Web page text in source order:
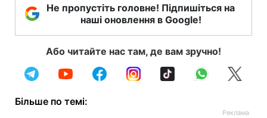
Не пропустіть головне! Підпишіться на
наші оновлення в Google!
Або читайте нас там, де вам зручно!
Більше по темі: